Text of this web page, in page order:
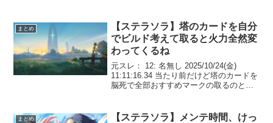
愛おしさを感じるまお4: 名無しコゼ...
まとめ
【ステラソラ】塔のカードを自分
でビルド考えて取ると火力全然変
わってくるね
元スレ： 12: 名無し 2025/10/24(金)
11:11:16.34 当たり前だけど塔のカードを
脳死で全部おすすめマークの取るのと自
2025/10/24(金) 11...
まとめ
【ステラソラ】メンテ時間、けっ